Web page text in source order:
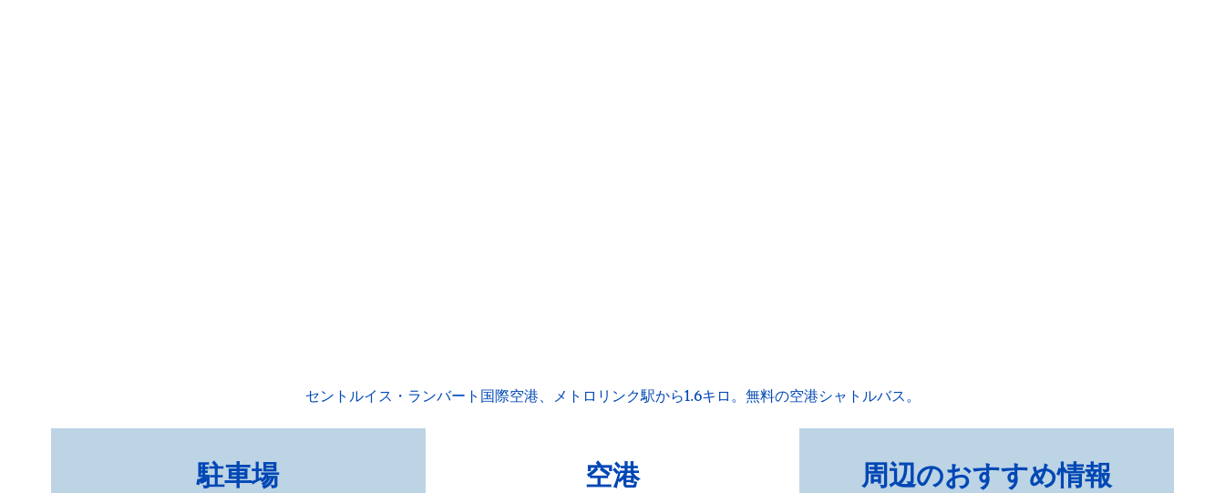
セントルイス・ランバート国際空港、メトロリンク駅から1.6キロ。無料の空港シャトルバス。
駐車場 空港 周辺のおすすめ情報